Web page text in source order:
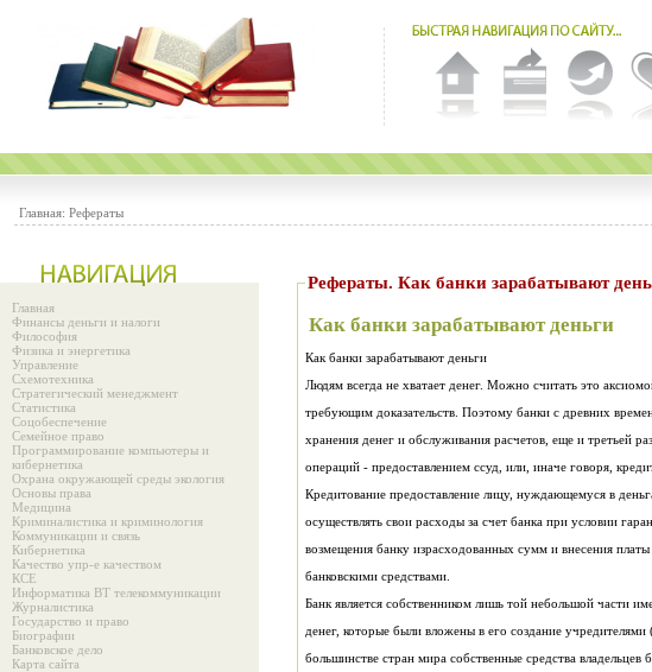
Главная: Рефераты
Главная
Финансы деньги и налоги
Философия
Физика и энергетика
Управление
Схемотехника
Стратегический менеджмент
Статистика
Соцобеспечение
Семейное право
Программирование компьютеры и
кибернетика
Охрана окружающей среды экология
Основы права
Медицина
Криминалистика и криминология
Коммуникации и связь
Кибернетика
Качество упр-е качеством
КСЕ
Информатика ВТ телекоммуникации
Журналистика
Государство и право
Биографии
Банковское дело
Карта сайта
Рефераты. Как банки зарабатывают
Как банки зарабатывают деньги
Как банки зарабатывают деньги
Людям всегда не хватает денег. Можно считать это
требующим доказательств. Поэтому банки с древних
хранения денег и обслуживания расчетов, еще и третьей
операций - предоставлением ссуд, или, иначе говоря,
Кредитование предоставление лицу, нуждающемуся в
осуществлять свои расходы за счет банка при условии
возмещения банку израсходованных сумм и внесения платы
банковскими средствами.
Банк является собственником лишь той небольшой части
денег, которые были вложены в его создание учредителями
большинстве стран мира собственные средства владельцев